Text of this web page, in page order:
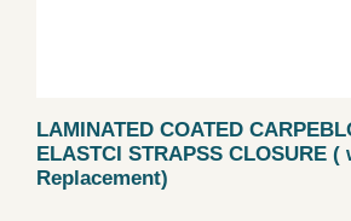
LAMINATED COATED
ELASTCI STRAPSS CLOSURE
Replacement)